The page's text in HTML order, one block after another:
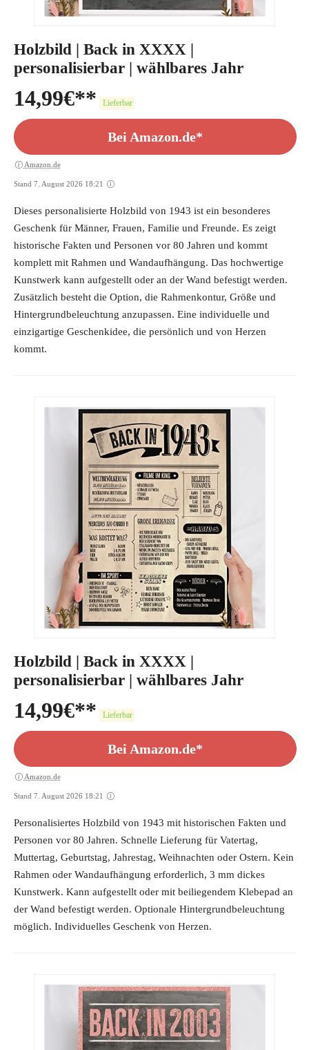
Holzbild | Back in XXXX |
personalisierbar | wählbares Jahr
14,99€ Lieferbar
Bei Amazon.de*
Amazon.de
Stand 7. August 2026 18:21
Dieses personalisierte Holzbild von 1943 ist ein besonderes
Geschenk für Männer, Frauen, Familie und Freunde. Es zeigt
historische Fakten und Personen vor 80 Jahren und kommt
komplett mit Rahmen und Wandaufhängung. Das hochwertige
Kunstwerk kann aufgestellt oder an der Wand befestigt werden.
Zusätzlich besteht die Option, die Rahmenkontur, Größe und
Hintergrundbeleuchtung anzupassen. Eine individuelle und
einzigartige Geschenkidee, die persönlich und von Herzen
kommt.
Holzbild | Back in XXXX |
personalisierbar | wählbares Jahr
14,99€ Lieferbar
Bei Amazon.de*
Amazon.de
Stand 7. August 2026 18:21
Personalisiertes Holzbild von 1943 mit historischen Fakten und
Personen vor 80 Jahren. Schnelle Lieferung für Vatertag,
Muttertag, Geburtstag, Jahrestag, Weihnachten oder Ostern. Kein
Rahmen oder Wandaufhängung erforderlich, 3 mm dickes
Kunstwerk. Kann aufgestellt oder mit beiliegendem Klebepad an
der Wand befestigt werden. Optionale Hintergrundbeleuchtung
möglich. Individuelles Geschenk von Herzen.